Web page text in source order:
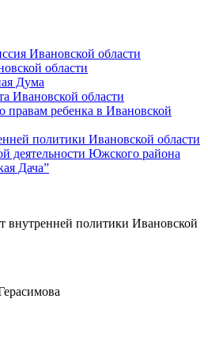
Ивановской области
области
Дума
Ивановской области
ребенка в Ивановской
политики Ивановской области
деятельности Южского района
Дача”
внутренней политики Ивановской